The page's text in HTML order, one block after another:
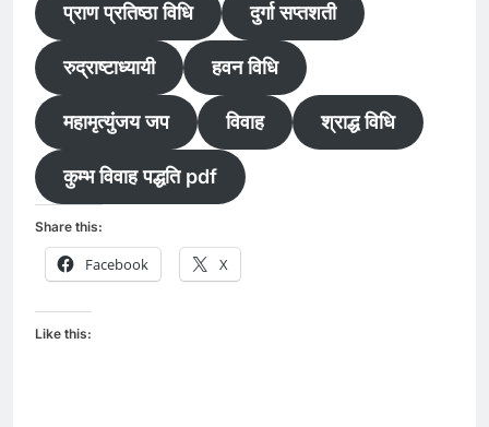
प्राण प्रतिष्ठा विधि दुर्गा सप्तशती
रुद्राष्टाध्यायी हवन विधि
महामृत्युंजय जप विवाह श्राद्ध विधि
कुम्भ विवाह पद्धति pdf
Share this:
Facebook X
Like this: